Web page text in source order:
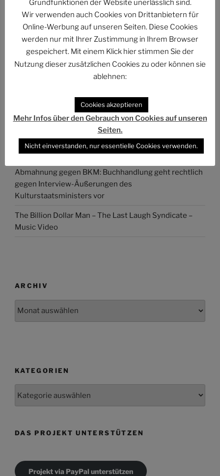
NEUESTE ARTIKEL
PHANTUM NOVA Nr. 002: Der auch noch? Ein Mann
erzählt, was Frauen schon wissen im Zug der Causa
Collien Fernandes
PHANTUM NOVA 001 – Der Neubeginn
Der Stand der Dinge beim QUADRUVIUM CLUB
ASTROCOHORS SOLAR: FUTUR IMPERATIV
DAS PHANTASTISCHE PROJEKT – Hinein, hindurch
und darüber hinaus…
Abmahnung gegen BKM: Buchhandlung geht rechtlich
gegen Interview-Äußerungen des
Kulturstaatsministers vor
The Billion Dollar Man – The Last Laugh Syndicate –
Music Video
ARCHIV
KATEGORIEN
DAS PROJEKT UNTERSTÜTZEN
Projekt via PayPal unterstützen
Grundfunktionen der Website unerlässlich sind.
Wir verwenden auch Cookies von Drittanbietern für
Online-Werbung auf unseren Seiten. Diese Cookies
werden nur mit Ihrer Zustimmung in Ihrem Browser
gespeichert. Mit einem Klick hier stimmen Sie der
Nutzung dieser zusätzlichen Cookies zu oder können sie
ablehnen:
Cookies akzeptieren
Mehr Infos über den Gebrauch von Cookies auf unseren
Seiten.
Nicht einverstanden, nur essentielle Cookies verwenden.